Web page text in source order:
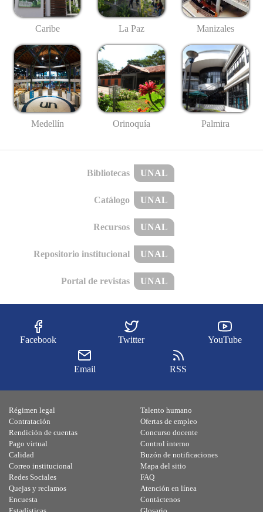
Caribe La Paz Manizales
Medellín Orinoquía Palmira
Bibliotecas UNAL
Catálogo UNAL
Recursos UNAL
Repositorio institucional UNAL
Portal de revistas UNAL
Facebook Twitter YouTube
Email RSS
Régimen legal
Contratación
Rendición de cuentas
Pago virtual
Calidad
Talento humano
Ofertas de empleo
Concurso docente
Control interno
Buzón de notificaciones
Correo institucional
Redes Sociales
Quejas y reclamos
Encuesta
Mapa del sitio
FAQ
Atención en línea
Contáctenos